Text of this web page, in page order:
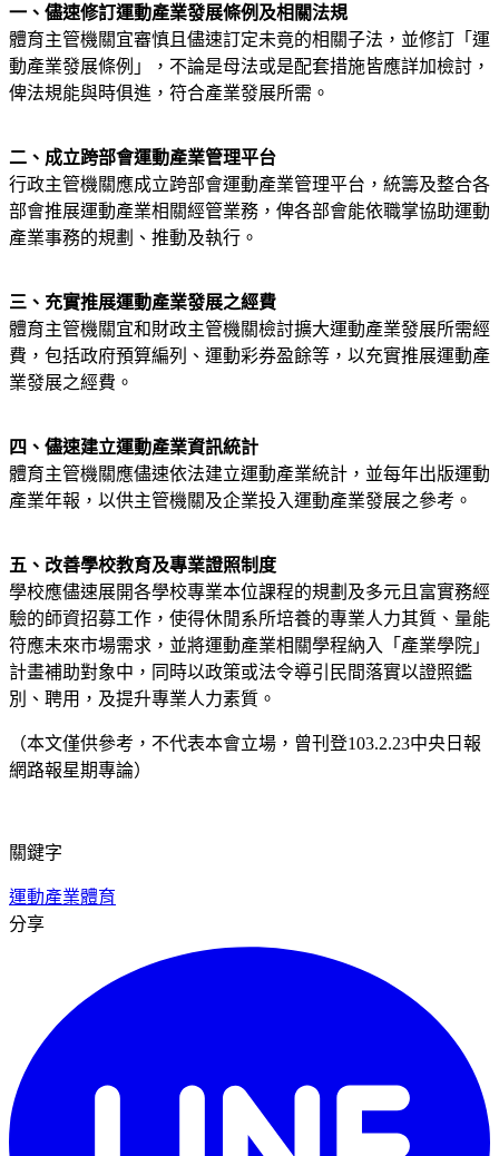
一、儘速修訂運動產業發展條例及相關法規
體育主管機關宜審慎且儘速訂定未竟的相關子法，並修訂「運
動產業發展條例」，不論是母法或是配套措施皆應詳加檢討，
俾法規能與時俱進，符合產業發展所需。
二、成立跨部會運動產業管理平台
行政主管機關應成立跨部會運動產業管理平台，統籌及整合各
部會推展運動產業相關經管業務，俾各部會能依職掌協助運動
產業事務的規劃、推動及執行。
三、充實推展運動產業發展之經費
體育主管機關宜和財政主管機關檢討擴大運動產業發展所需經
費，包括政府預算編列、運動彩券盈餘等，以充實推展運動產
業發展之經費。
四、儘速建立運動產業資訊統計
體育主管機關應儘速依法建立運動產業統計，並每年出版運動
產業年報，以供主管機關及企業投入運動產業發展之參考。
五、改善學校教育及專業證照制度
學校應儘速展開各學校專業本位課程的規劃及多元且富實務經
驗的師資招募工作，使得休閒系所培養的專業人力其質、量能
符應未來市場需求，並將運動產業相關學程納入「產業學院」
計畫補助對象中，同時以政策或法令導引民間落實以證照鑑
別、聘用，及提升專業人力素質。
（本文僅供參考，不代表本會立場，曾刊登103.2.23中央日報
網路報星期專論）
關鍵字
運動產業體育
分享